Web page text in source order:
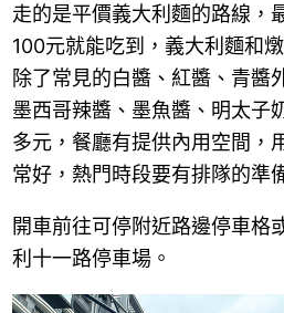
走的是平價義大利麵的路線，
100元就能吃到，義大利麵和
除了常見的白醬、紅醬、青醬
墨西哥辣醬、墨魚醬、明太子
多元，餐廳有提供內用空間，
常好，熱門時段要有排隊的準
開車前往可停附近路邊停車格
利十一路停車場。